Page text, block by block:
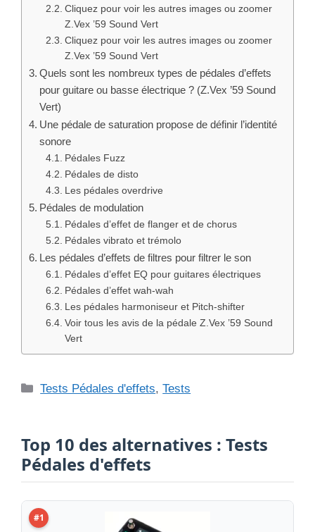
Cliquez pour voir les autres images ou zoomer
Z.Vex ’59 Sound Vert
Cliquez pour voir les autres images ou zoomer
Z.Vex ’59 Sound Vert
Quels sont les nombreux types de pédales d’effets
pour guitare ou basse électrique ? (Z.Vex ’59 Sound
Vert)
Une pédale de saturation propose de définir l’identité
sonore
Pédales Fuzz
Pédales de disto
Les pédales overdrive
Pédales de modulation
Pédales d’effet de flanger et de chorus
Pédales vibrato et trémolo
Les pédales d’effets de filtres pour filtrer le son
Pédales d’effet EQ pour guitares électriques
Pédales d’effet wah-wah
Les pédales harmoniseur et Pitch-shifter
Voir tous les avis de la pédale Z.Vex ’59 Sound
Vert
Catégories
Tests Pédales d'effets,Tests
Top 10 des alternatives : Tests
Pédales d'effets
#1